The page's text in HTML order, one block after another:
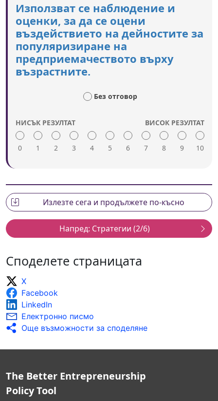
в програмите за учене на възрастни и се
представя положително като възможност.
Обучението по предприемачество обхваща
широк спектър от предприемачески дейности
и модели, напр. предприемачество на непълно
работно време, социално предприемачество.
Доставчиците на обучение за възрастни
учебни програми за предприемачество.
Използват се наблюдение и
оценки, за да се оцени
въздействието на дейностите за
популяризиране на
предприемачеството върху
възрастните.
Без отговор
НИСЪК РЕЗУЛТАТ
0 1 2 3 4 5 6 7 8 9
ВИСОК РЕЗУЛТАТ
10
междинни оценки, за да се гарантира, че
дейностите по популяризиране се развиват и
вероятно ще постигнат планираните резултати
и цели.
наблюдението и междинните оценки.
популяризиране на предприемачеството,
насочени към възрастните, и резултатите се
отчитат публично.
Споделете страницата
X
Facebook
LinkedIn
Електронно писмо
Още възможности за споделяне
The Better Entrepreneurship
Policy Tool